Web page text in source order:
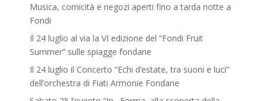
Musica, comicità e negozi aperti fino a tarda notte a
Fondi
Il 24 luglio al via la VI edizione del “Fondi Fruit
Summer” sulle spiagge fondane
Il 24 luglio il Concerto “Echi d’estate, tra suoni e luci”
dell’orchestra di Fiati Armonie Fondane